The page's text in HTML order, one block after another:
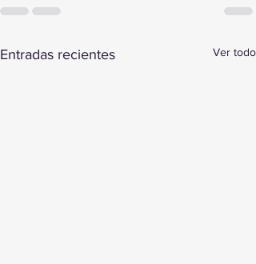
Entradas recientes Ver todo